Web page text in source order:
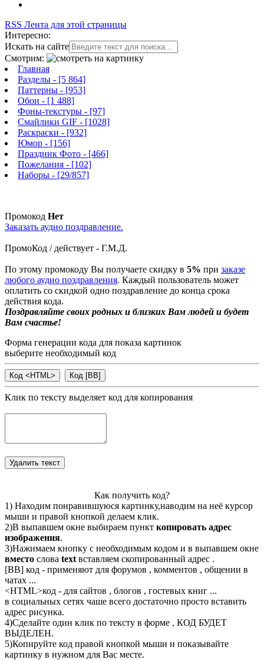
RSS Лента для этой страницы
Интересно:
Искать на сайте
Смотрим:
Главная
Разделы - [5 864]
Паттерны - [953]
Обои - [1 488]
Фоны-текстуры - [97]
Смайлики GIF - [1028]
Раскраски - [932]
Юмор - [156]
Праздник Фото - [466]
Пожелания - [102]
Наборы - [29/857]
Промокод Нет
Заказать аудио поздравление.
ПромоКод / действует - Г.М.Д.
По этому промокоду Вы получаете скидку в 5% при заказе
любого аудио поздравления. Каждый пользователь может
оплатить со скидкой одно поздравление до конца срока
действия кода.
Поздравляйте своих родных и близких Вам людей и будет
Вам счастье!
Форма генерации кода для показа картинок
выберите необходимый код
Клик по тексту выделяет код для копирования
Как получить код?
1) Находим понравившуюся картинку,наводим на неё курсор
мыши и правой кнопкой делаем клик.
2)В выпавшем окне выбираем пункт копировать адрес
изображения.
3)Нажимаем кнопку с необходимым кодом и в выпавшем окне
вместо слова text вставляем скопированный адрес .
[BB] код - применяют для форумов , комментов , общении в
чатах ...
<HTML>код - для сайтов , блогов , гостевых книг ...
в социальных сетях чаше всего достаточно просто вставить
адрес рисунка.
4)Сделайте один клик по тексту в форме , КОД БУДЕТ
ВЫДЕЛЕН.
5)Копируйте код правой кнопкой мыши и показывайте
картинку в нужном для Вас месте.